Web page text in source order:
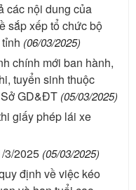
các nội dung của
sắp xếp tổ chức bộ
(06/03/2025)
chính mới ban hành,
tuyển sinh thuộc
GD&ĐT (05/03/2025)
giấy phép lái xe
3/2025 (05/03/2025)
định về việc kéo